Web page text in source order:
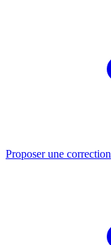
Proposer une correction